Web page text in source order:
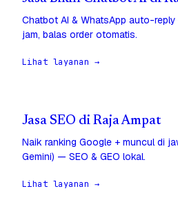
Chatbot AI & WhatsApp auto-
jam, balas order otomatis.
Lihat layanan →
Jasa SEO di Raja Ampat
Naik ranking Google + muncul di
Gemini) — SEO & GEO lokal.
Lihat layanan →